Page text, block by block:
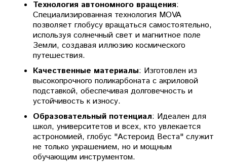
Технология автономного вращения:
Специализированная технология MOVA
позволяет глобусу вращаться самостоятельно,
используя солнечный свет и магнитное поле
Земли, создавая иллюзию космического
путешествия.
Качественные материалы: Изготовлен из
высокопрочного поликарбоната с акриловой
подставкой, обеспечивая долговечность и
устойчивость к износу.
Образовательный потенциал: Идеален для
школ, университетов и всех, кто увлекается
астрономией, глобус "Астероид Веста" служит
не только украшением, но и мощным
обучающим инструментом.